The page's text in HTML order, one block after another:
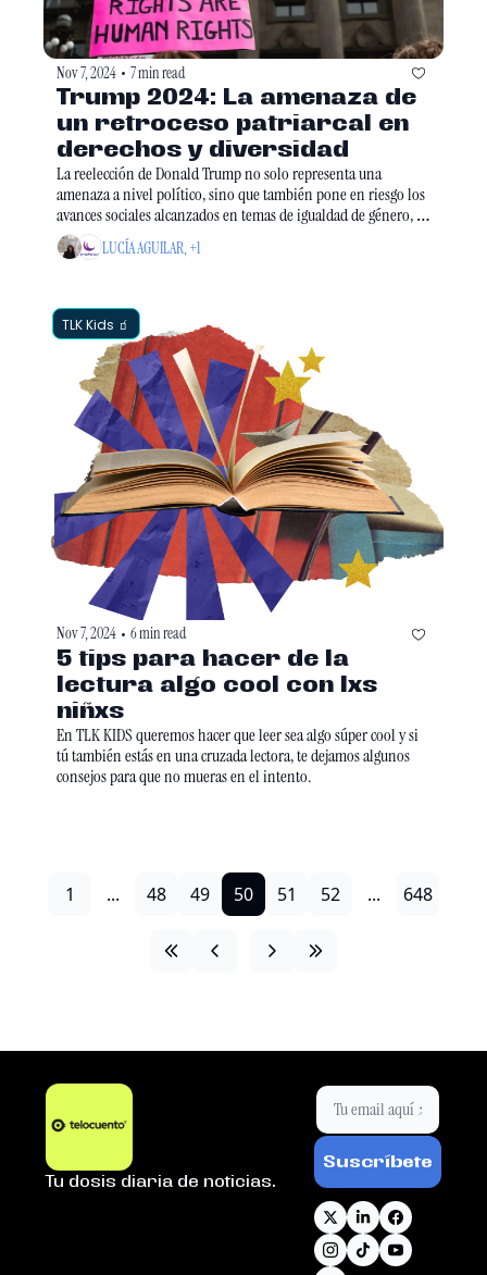
Nov 7, 2024 • 7 min read
Trump 2024: La amenaza de
un retroceso patriarcal en
derechos y diversidad
La reelección de Donald Trump no solo representa una
amenaza a nivel político, sino que también pone en riesgo los
avances sociales alcanzados en temas de igualdad de género,
derechos humanos y justicia social.
LUCÍA AGUILAR, +1
TLK Kids 🧃
Nov 7, 2024 • 6 min read
5 tips para hacer de la
lectura algo cool con lxs
niñxs
En TLK KIDS queremos hacer que leer sea algo súper cool y si
tú también estás en una cruzada lectora, te dejamos algunos
consejos para que no mueras en el intento.
1 ... 48 49 50 51 52 ... 648
Tu dosis diaria de noticias.
Suscríbete